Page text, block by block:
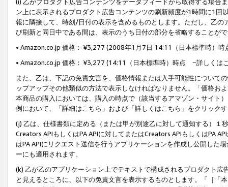
ン上に表示されるプロダクト広告コンテンツの刷新頻度が1時間に1
報に隣接して、時刻/日付の表示を含めるものとします。ただし、乙
び刷新と同日中である間は、表示のうち日付の部分を省略することが
• Amazon.co.jp 価格： ¥3,277 (2008年1月7日 14:11（日本標準時）
• Amazon.co.jp 価格： ¥3,277 (14:11（日本標準時）時点 −詳しくは
また、乙は、下記の免責文言を、価格情報または入手可能性について
ップアップその他類似の方法で表示しなければなりません。「価格
本商品の購入においては、購入の時点で（該当するアマゾン・サイト
例において、「詳細はこちら」および「詳しくはこちら」をクリック
(j) 乙は、仕様書類に定める（または甲が別途乙に対して通知する）
Creators APIもしくはPA APIに対してまたはCreators APIもしくはPA
はPA APIにリクエスト送信を行うアプリケーションを作成し公開した
ーにも適用されます。
(k) 乙が乙のアプリケーション上でテキストで構成されるプロダクト
と見えるところに、以下の免責文言を表示するものとします。「［「